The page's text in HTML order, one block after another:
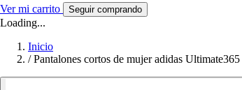
Ver mi carrito Seguir comprando
Loading...
Inicio
/ Pantalones cortos de mujer adidas Ultimate365